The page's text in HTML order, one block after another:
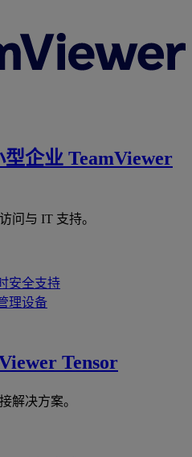
型企业 TeamViewer
问与 IT 支持。
安全支持
理设备
Tensor
解决方案。